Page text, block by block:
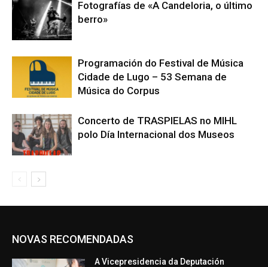
Fotografías de «A Candeloria, o último
berro»
Programación do Festival de Música
Cidade de Lugo – 53 Semana de
Música do Corpus
Concerto de TRASPIELAS no MIHL
polo Día Internacional dos Museos
NOVAS RECOMENDADAS
A Vicepresidencia da Deputación